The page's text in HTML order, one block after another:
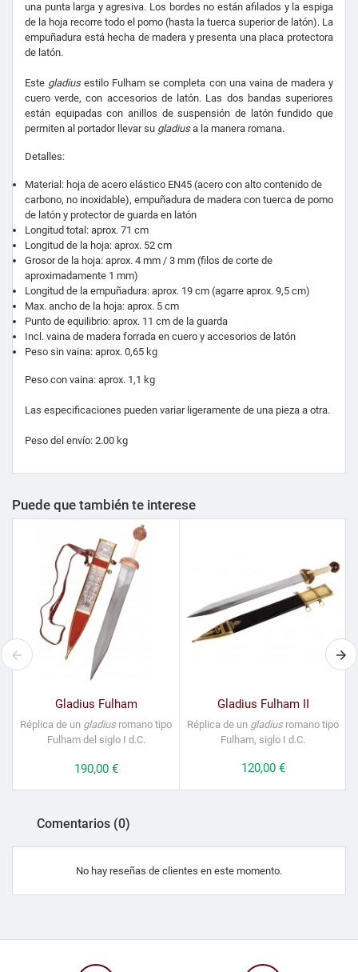
una punta larga y agresiva. Los bordes no están afilados y la espiga
de la hoja recorre todo el pomo (hasta la tuerca superior de latón). La
empuñadura está hecha de madera y presenta una placa protectora
de latón.
Este gladiusestilo Fulham se completa con una vaina de madera y
cuero verde, con accesorios de latón. Las dos bandas superiores
están equipadas con anillos de suspensión de latón fundido que
permiten al portador llevar su gladiusa la manera romana.
Detalles:
Material: hoja de acero elástico EN45 (acero con alto contenido de
carbono, no inoxidable), empuñadura de madera con tuerca de pomo
de latón y protector de guarda en latón
Longitud total: aprox. 71 cm
Longitud de la hoja: aprox. 52 cm
Grosor de la hoja: aprox. 4 mm / 3 mm (filos de corte de
aproximadamente 1 mm)
Longitud de la empuñadura: aprox. 19 cm (agarre aprox. 9,5 cm)
Max. ancho de la hoja: aprox. 5 cm
Punto de equilibrio: aprox. 11 cm de la guarda
Incl. vaina de madera forrada en cuero y accesorios de latón
Peso sin vaina: aprox. 0,65 kg
Peso con vaina: aprox. 1,1 kg
Las especificaciones pueden variar ligeramente de una pieza a otra.
Peso del envío: 2.00 kg
Puede que también te interese
Gladius Fulham
Réplica de un gladius romano tipo
Fulhamdel siglo I d.C.
Precio
190,00 €
Gladius Fulham II
Réplica de un gladius romano tipo
Fulham, siglo I d.C.
Precio
120,00 €
Comentarios (0)
No hay reseñas de clientes en este momento.